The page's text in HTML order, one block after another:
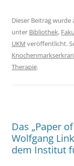
Dieser Beitrag wurde
unter Bibliothek,
UKM veröffentlicht.
Therapie.
Das „Paper
Wolfgang
dem Institut